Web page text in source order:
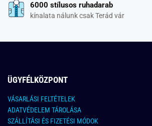
6000 stílusos ruhadarab
kínalata nálunk csak Terád vár
ÜGYFÉLKÖZPONT
VÁSARLÁSI FELTÉTELEK
ADATVÉDELEM TÁROLÁSA
SZÁLLÍTÁSI ÉS FIZETÉSI MÓDOK